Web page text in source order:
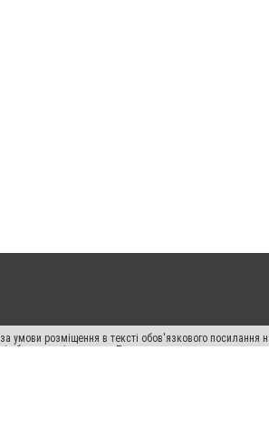
умови розміщення в тексті обов'язкового
або в якості джерела. Порушення виняткових прав